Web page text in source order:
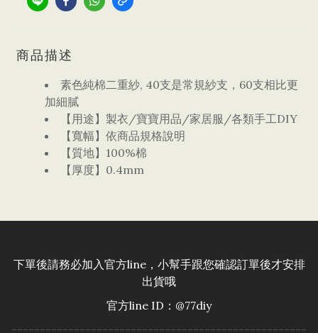
商品描述
素色純棉二重紗, 40支是常規紗支，60支相比更
加細膩
【用途】製衣/寶寶用品/家居服/各類手工DIY
【寬幅】依商品規格說明
【質地】100%棉
【厚度】0.4mm
下單後請務必加入官方line，小幫手跟您確認訂單後才安排
出貨哦
官方line ID：@77diy
----------------------------------------------------